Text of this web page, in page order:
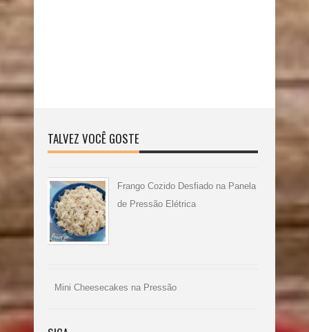
TALVEZ VOCÊ GOSTE
Frango Cozido Desfiado na Panela
de Pressão Elétrica
Mini Cheesecakes na Pressão